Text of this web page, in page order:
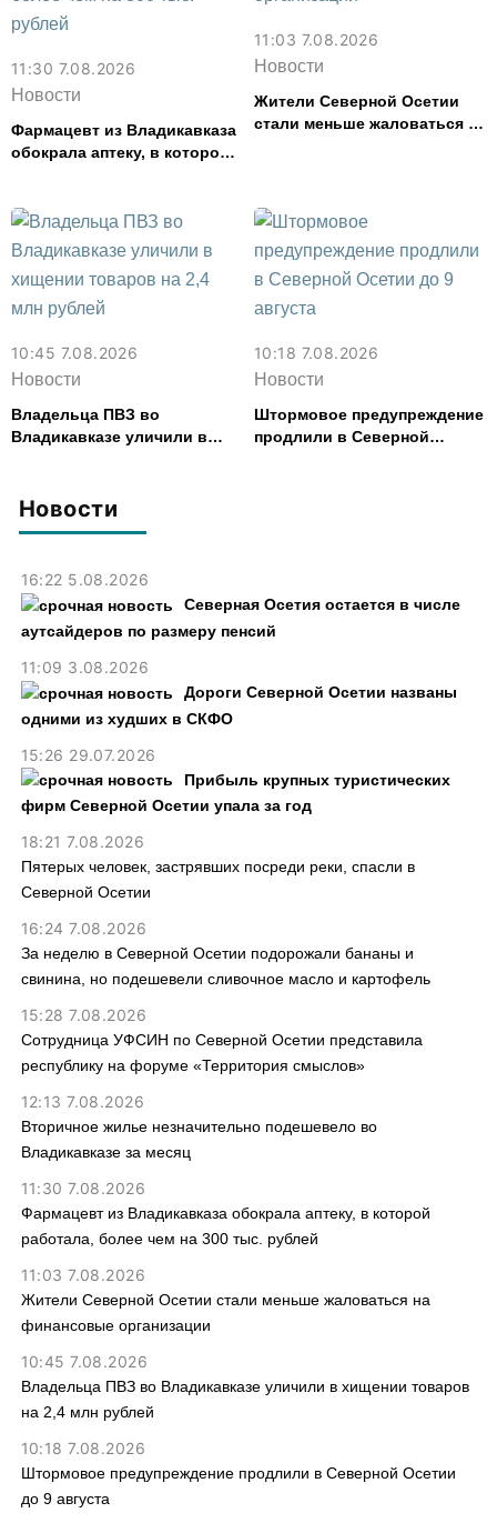
Новости
16:22 5.08.2026
Северная Осетия остается в числе
аутсайдеров по размеру пенсий
11:09 3.08.2026
Дороги Северной Осетии названы
одними из худших в СКФО
15:26 29.07.2026
Прибыль крупных туристических
фирм Северной Осетии упала за год
18:21 7.08.2026
Пятерых человек, застрявших посреди реки, спасли в
Северной Осетии
16:24 7.08.2026
За неделю в Северной Осетии подорожали бананы и
свинина, но подешевели сливочное масло и картофель
15:28 7.08.2026
Сотрудница УФСИН по Северной Осетии представила
республику на форуме «Территория смыслов»
12:13 7.08.2026
Вторичное жилье незначительно подешевело во
Владикавказе за месяц
11:30 7.08.2026
Фармацевт из Владикавказа обокрала аптеку, в которой
работала, более чем на 300 тыс. рублей
11:03 7.08.2026
Жители Северной Осетии стали меньше жаловаться на
финансовые организации
10:45 7.08.2026
Владельца ПВЗ во Владикавказе уличили в хищении товаров
на 2,4 млн рублей
10:18 7.08.2026
Штормовое предупреждение продлили в Северной Осетии
до 9 августа
11:30 7.08.2026
Новости
Фармацевт из Владикавказа
обокрала аптеку, в которой
11:03 7.08.2026
Новости
Жители Северной Осетии
стали меньше жаловаться на
10:45 7.08.2026
Новости
Владельца ПВЗ во
Владикавказе уличили в
10:18 7.08.2026
Новости
Штормовое предупреждение
продлили в Северной